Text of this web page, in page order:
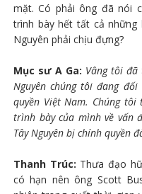
mặt. Có phải ông đã nói
trình bày hết tất cả
Nguyên phải chịu đựng?
Mục sư A Ga: Vâng tôi
Nguyên chúng tôi đang
quyền Việt Nam. Chúng
trình bày của mình về vấn
Tây Nguyên bị chính quyền
Thanh Trúc: Thưa đạo
có hạn nên ông Scott